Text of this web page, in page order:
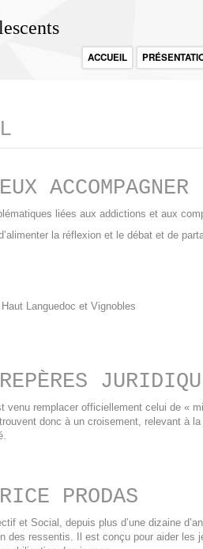
ACCUEIL
ACCOMPAGNER
liées aux addictions et aux
la réflexion et le débat et de
Languedoc et Vignobles
remplacer officiellement celui de «
donc à un croisement, relevant à
PRODAS
et Social, depuis plus d’une dizaine
des ressentis. Il est conçu pour aider